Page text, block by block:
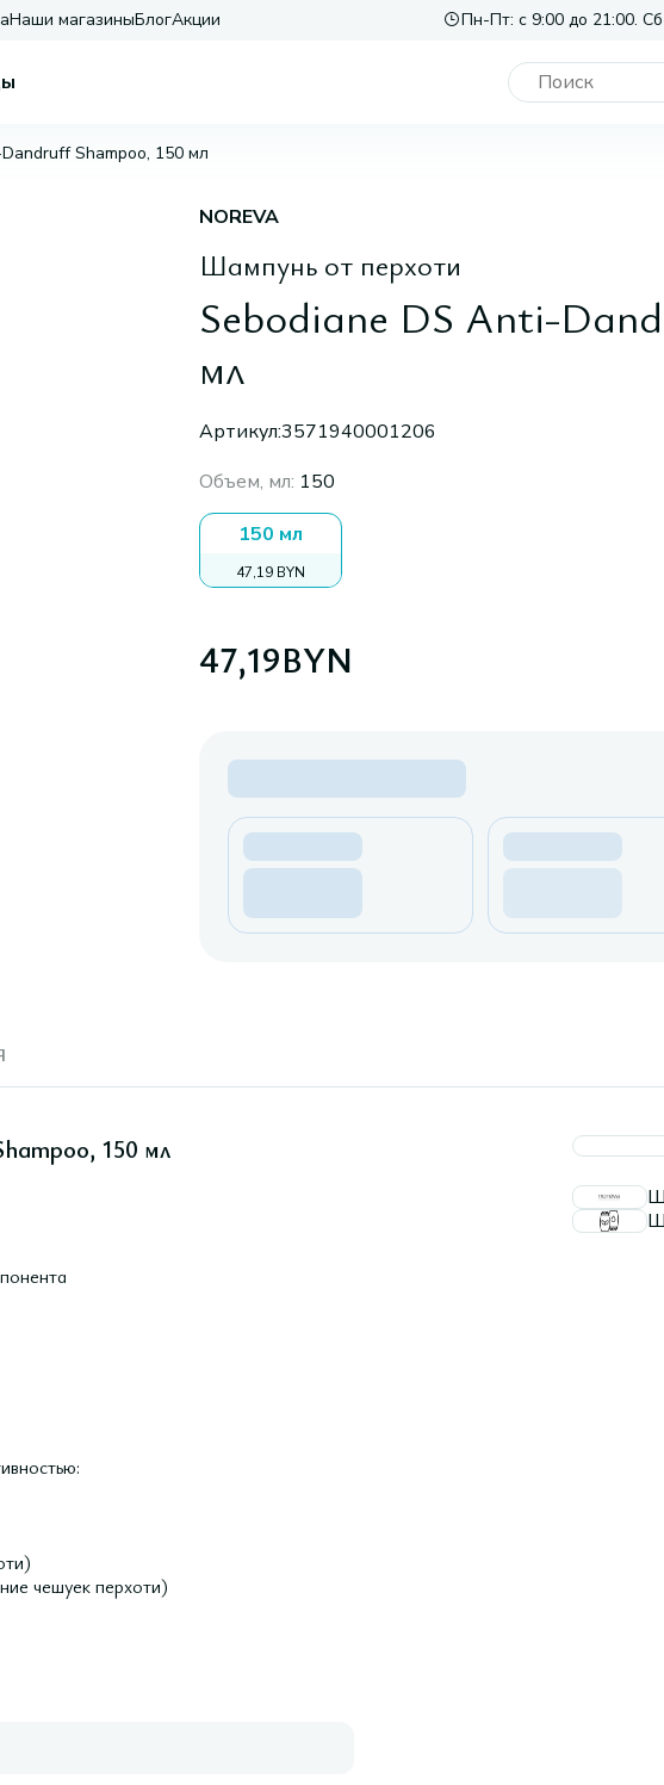
Наши магазиныБлогАкции Пн-Пт: с 9:00 до 21:00.
Shampoo, 150 мл
NOREVA
Шампунь от перхоти
Sebodiane DS Anti-
мл
Артикул:3571940001206
Объем, мл: 150
150 мл
47,19 BYN
47,19BYN
150 мл
чешуек перхоти)